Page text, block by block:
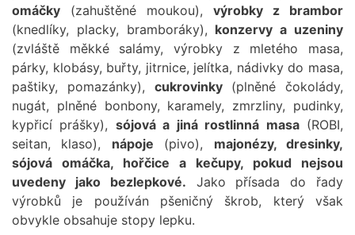
omáčky (zahuštěné moukou), výrobky z brambor
(knedlíky, placky, bramboráky), konzervy a uzeniny
(zvláště měkké salámy, výrobky z mletého masa,
párky, klobásy, buřty, jitrnice, jelítka, nádivky do masa,
paštiky, pomazánky), cukrovinky(plněné čokolády,
nugát, plněné bonbony, karamely, zmrzliny, pudinky,
kypřicí prášky), sójová a jiná rostlinná masa(ROBI,
seitan, klaso), nápoje (pivo), majonézy, dresinky,
sójová omáčka, hořčice a kečupy, pokud nejsou
uvedeny jako bezlepkové. Jako přísada do řady
výrobků je používán pšeničný škrob, který však
obvykle obsahuje stopy lepku.